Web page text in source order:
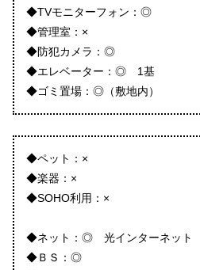
◆TVモニターフォン：◎
◆管理室：×
◆防犯カメラ：◎
◆エレベーター：◎ 1基
◆ゴミ置場：◎（敷地内）
◆ペット：×
◆楽器：×
◆SOHO利用：×
◆ネット：◎ 光インターネット
◆ＢＳ：◎